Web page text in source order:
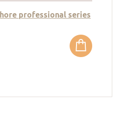
professional series